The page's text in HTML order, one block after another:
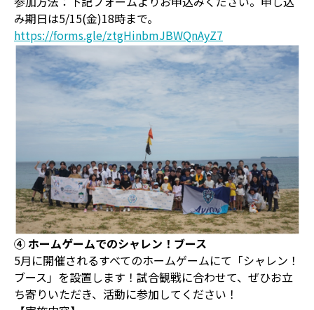
み期日は5/15(金)18時まで。
https://forms.gle/ztgHinbmJBWQnAyZ7
④ ホームゲームでのシャレン！ブース
5月に開催されるすべてのホームゲームにて「シャレン！
ブース」を設置します！試合観戦に合わせて、ぜひお立
ち寄りいただき、活動に参加してください！